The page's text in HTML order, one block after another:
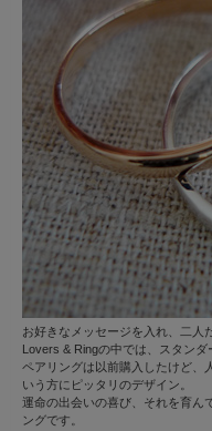
お好きなメッセージを入れ、二人
Lovers & Ringの中では、スタンダ
ペアリングは以前購入したけど、
いう方にピッタリのデザイン。
運命の出会いの喜び、それを育ん
ングです。